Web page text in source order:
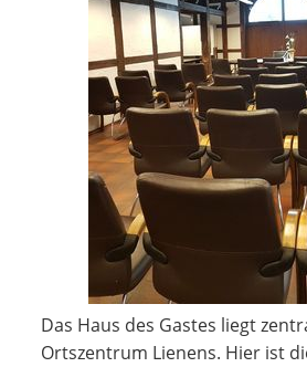
Das Haus des Gastes liegt
Ortszentrum Lienens. Hier ist